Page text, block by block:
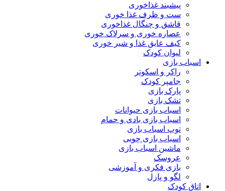
پیشبند غذاخوری
ست و ظرف غذا خوری
قاشق و چنگال غذاخوری
عصاره خوری و سرلاک خوری
کیف عایق غذا و شیر خوری
لیوان کودک
اسباب بازی
راکر و اسکوتر
جامپر کودک
پارک بازی
تشک بازی
اسباب بازی حیوانات
اسباب بازی بادی و حمام
توپ اسباب بازی
اسباب بازی چوبی
ماشین اسباب بازی
عروسک
بازی فکری و آموزشی
لگو و پازل
اتاق کودک